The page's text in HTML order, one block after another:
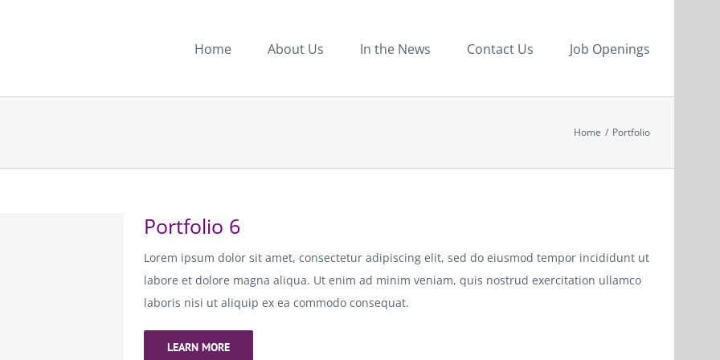
Home About Us In the News Contact Us Job Openings
Home / Portfolio
Portfolio 6
Lorem ipsum dolor sit amet, consectetur adipiscing elit, sed do eiusmod tempor incididunt ut
labore et dolore magna aliqua. Ut enim ad minim veniam, quis nostrud exercitation ullamco
laboris nisi ut aliquip ex ea commodo consequat.
LEARN MORE